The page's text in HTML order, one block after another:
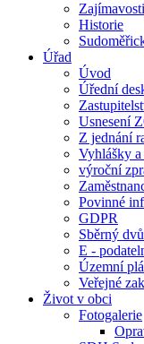
Zajímavosti
Historie
Úřad
Úvod
Úřední
Usnesení
Z jednání
Vyhlášky a
výroční
Povinné
GDPR
Sběrný
E -
Územní
Veřejné
Život v obci
Fotogalerie